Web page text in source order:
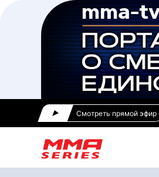
Смотреть прямой эфир